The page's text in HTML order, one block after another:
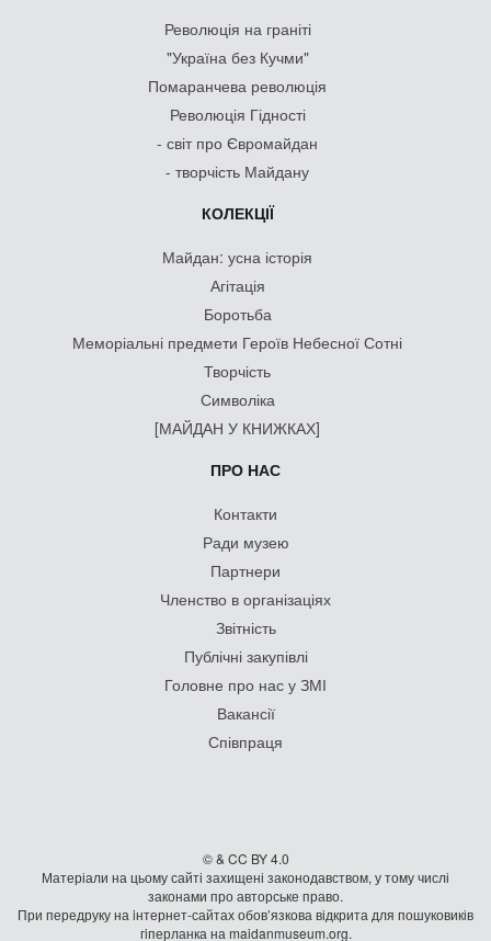
Революція на граніті
"Україна без Кучми"
Помаранчева революція
Революція Гідності
- світ про Євромайдан
- творчість Майдану
КОЛЕКЦІЇ
Майдан: усна історія
Агітація
Боротьба
Меморіальні предмети Героїв Небесної Сотні
Творчість
Символіка
[МАЙДАН У КНИЖКАХ]
ПРО НАС
Контакти
Ради музею
Партнери
Членство в організаціях
Звітність
Публічні закупівлі
Головне про нас у ЗМІ
Вакансії
Співпраця
© & CC BY 4.0
Матеріали на цьому сайті захищені законодавством, у тому числі
законами про авторське право.
При передруку на iнтернет-сайтах обов’язкова відкрита для пошуковиків
гiперланка на maidanmuseum.org.